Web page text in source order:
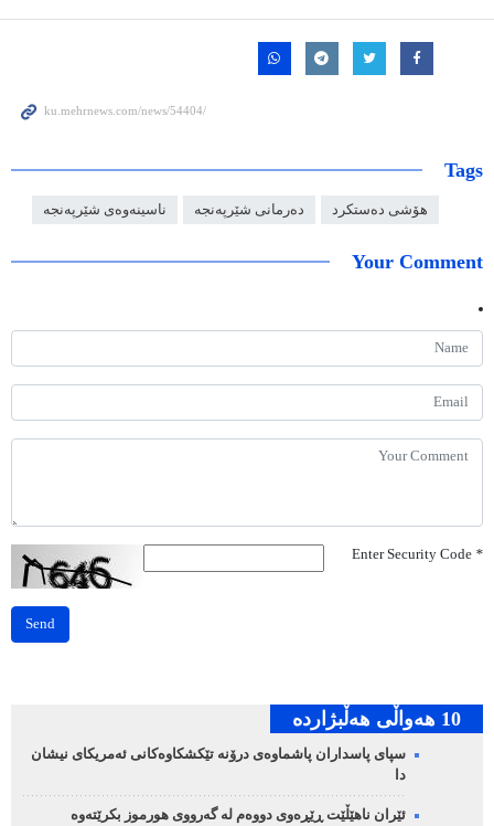
Tags
هۆشی دەستکرد دەرمانی شێرپەنجە ناسینەوەی شێرپەنجە
Your Comment
*
Send
10 هه‌واڵی هه‌ڵبژارده‌
سپای پاسداران پاشماوەی درۆنە تێکشکاوەکانی ئەمریکای نیشان
دا
ئێران ناهێڵێت ڕێڕەوی دووەم لە گەرووی هورموز بکرێتەوە